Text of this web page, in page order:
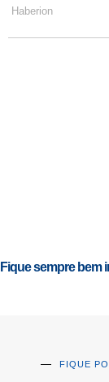
Fique sempre bem
FIQUE